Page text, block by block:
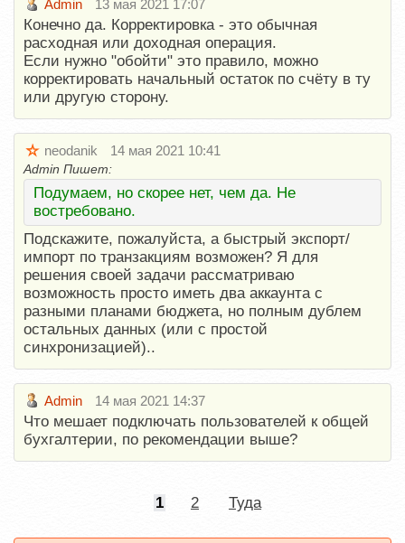
Admin 13 мая 2021 17:07
Конечно да. Корректировка - это обычная
расходная или доходная операция.
Если нужно "обойти" это правило, можно
корректировать начальный остаток по счёту в ту
или другую сторону.
neodanik 14 мая 2021 10:41
Admin Пишет:
Подумаем, но скорее нет, чем да. Не
востребовано.
Подскажите, пожалуйста, а быстрый экспорт/
импорт по транзакциям возможен? Я для
решения своей задачи рассматриваю
возможность просто иметь два аккаунта с
разными планами бюджета, но полным дублем
остальных данных (или с простой
синхронизацией)..
Admin 14 мая 2021 14:37
Что мешает подключать пользователей к общей
бухгалтерии, по рекомендации выше?
1 2 Туда